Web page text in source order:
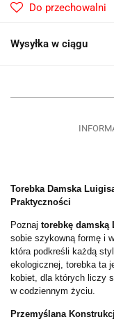
Do przechowalni
Wysyłka w ciągu
Torebka Damska
Praktyczności
Poznaj torebkę damską
sobie szykowną formę i
która podkreśli każdą
ekologicznej, torebka ta
kobiet, dla których liczy
w codziennym życiu.
Przemyślana